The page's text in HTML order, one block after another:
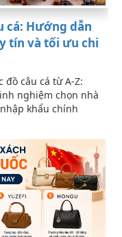
cá: Hướng dẫn
tín và tối ưu chi
đồ câu cá từ A-Z:
nghiệm chọn nhà
khẩu chính